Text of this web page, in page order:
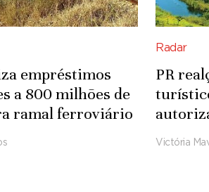
empréstimos
a 800 milhões de
ramal ferroviário
Radar
PR
para
Victória